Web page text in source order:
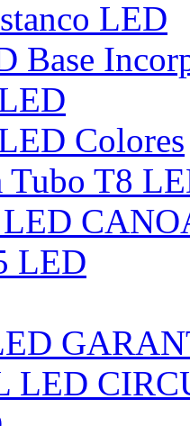
LED
Base
Colores
Tubo T8
LED
LED